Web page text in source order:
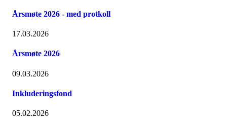
Årsmøte 2026 - med protkoll
17.03.2026
Årsmøte 2026
09.03.2026
Inkluderingsfond
05.02.2026